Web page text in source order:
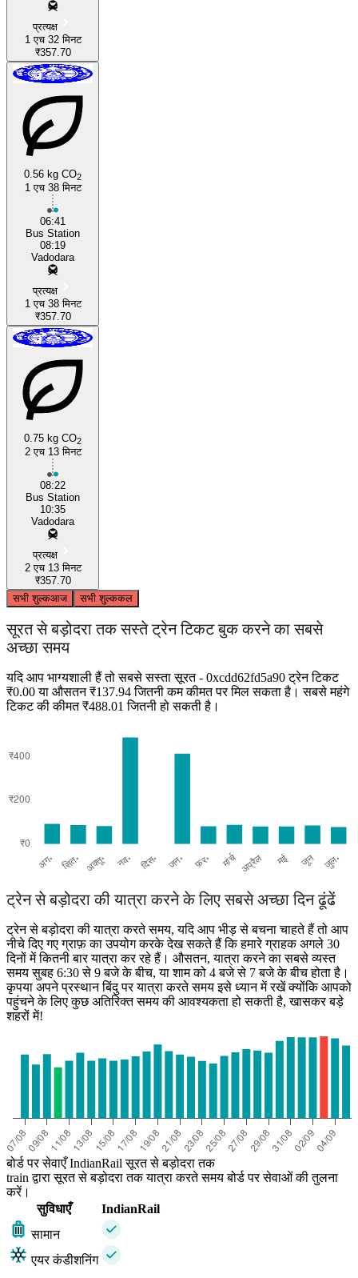
प्रत्यक्ष
1 एच 32 मिनट
₹357.70
0.56 kg CO2
1 एच 38 मिनट
06:41
Bus Station
08:19
Vadodara
प्रत्यक्ष
1 एच 38 मिनट
₹357.70
0.75 kg CO2
2 एच 13 मिनट
08:22
Bus Station
10:35
Vadodara
प्रत्यक्ष
2 एच 13 मिनट
₹357.70
सभी शुल्कआज सभी शुल्ककल
सूरत से बड़ोदरा तक सस्ते ट्रेन टिकट बुक करने का सबसे
अच्छा समय
यदि आप भाग्यशाली हैं तो सबसे सस्ता सूरत - 0xcdd62fd5a90 ट्रेन टिकट
₹0.00 या औसतन ₹137.94 जितनी कम कीमत पर मिल सकता है। सबसे महंगे
टिकट की कीमत ₹488.01 जितनी हो सकती है।
ट्रेन से बड़ोदरा की यात्रा करने के लिए सबसे अच्छा दिन ढूंढें
ट्रेन से बड़ोदरा की यात्रा करते समय, यदि आप भीड़ से बचना चाहते हैं तो आप
नीचे दिए गए ग्राफ़ का उपयोग करके देख सकते हैं कि हमारे ग्राहक अगले 30
दिनों में कितनी बार यात्रा कर रहे हैं। औसतन, यात्रा करने का सबसे व्यस्त
समय सुबह 6:30 से 9 बजे के बीच, या शाम को 4 बजे से 7 बजे के बीच होता है।
कृपया अपने प्रस्थान बिंदु पर यात्रा करते समय इसे ध्यान में रखें क्योंकि आपको
पहुंचने के लिए कुछ अतिरिक्त समय की आवश्यकता हो सकती है, खासकर बड़े
शहरों में!
बोर्ड पर सेवाएँ IndianRail सूरत से बड़ोदरा तक
train द्वारा सूरत से बड़ोदरा तक यात्रा करते समय बोर्ड पर सेवाओं की तुलना
करें।
सुविधाएँ
IndianRail
सामान
एयर कंडीशनिंग